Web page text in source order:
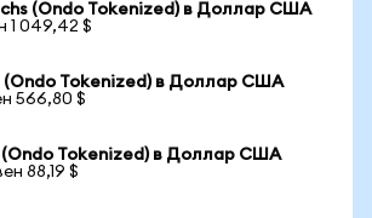
(Ondo Tokenized) в Доллар США
1 049,42 $
(Ondo Tokenized) в Доллар США
566,80 $
(Ondo Tokenized) в Доллар США
88,19 $